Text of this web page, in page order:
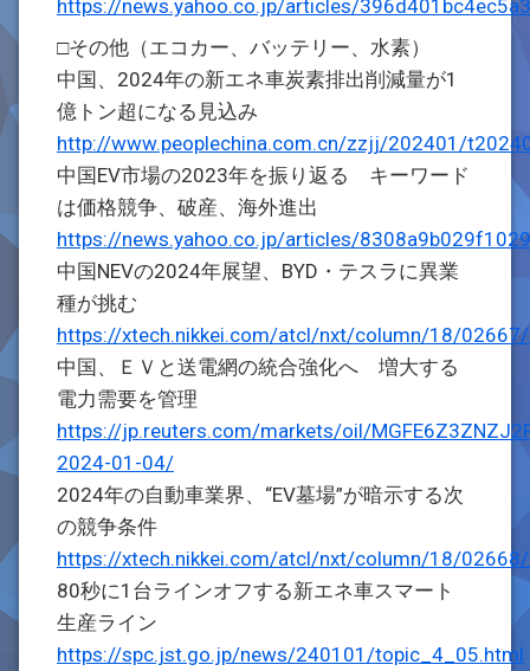
https://news.yahoo.co.jp/articles/
□その他（エコカー、バッテリー、水素）
中国、2024年の新エネ車炭素排出削減量が1
億トン超になる見込み
http://www.peoplechina.com.cn/zzjj/202401/
中国EV市場の2023年を振り返る キーワード
は価格競争、破産、海外進出
https://news.yahoo.co.jp/articles/
中国NEVの2024年展望、BYD・テスラに異業
種が挑む
https://xtech.nikkei.com/atcl/nxt/column/18/
中国、ＥＶと送電網の統合強化へ 増大する
電力需要を管理
https://jp.reuters.com/markets/oil/
2024-01-04/
2024年の自動車業界、“EV墓場”が暗示する次
の競争条件
https://xtech.nikkei.com/atcl/nxt/column/18/
80秒に1台ラインオフする新エネ車スマート
生産ライン
https://spc.jst.go.jp/news/240101/topic_4_05.html